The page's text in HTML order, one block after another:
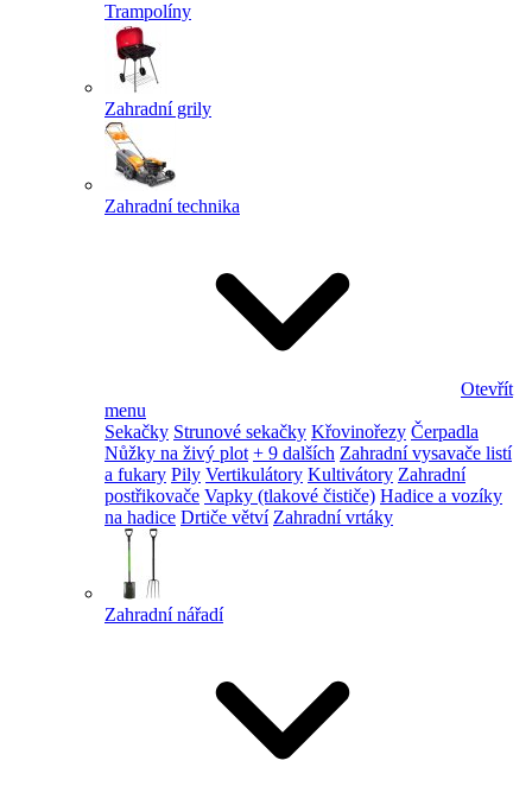
Trampolíny
Zahradní grily
Zahradní technika
Otevřít
menu
Sekačky Strunové sekačky Křovinořezy Čerpadla
Nůžky na živý plot + 9 dalších Zahradní vysavače listí
a fukary Pily Vertikulátory Kultivátory Zahradní
postřikovače Vapky (tlakové čističe) Hadice a vozíky
na hadice Drtiče větví Zahradní vrtáky
Zahradní nářadí